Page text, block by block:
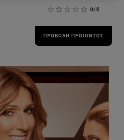
0/5
ΠΡΟΒΟΛΉ ΠΡΟΪΌΝΤΟΣ